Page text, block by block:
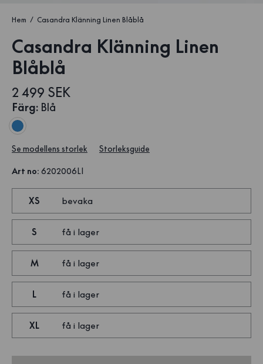
Hem Casandra Klänning Linen Blåblå
Casandra Klänning Linen
Blåblå
2 499 SEK
Färg: Blå
Se modellens storlek Storleksguide
Art no: 6202006LI
XS bevaka
S få i lager
M få i lager
L få i lager
XL få i lager